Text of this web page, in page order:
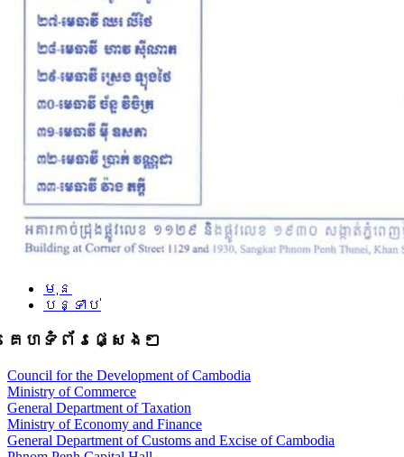
មុន
បន្ទាប់
គេហទំព័រផ្សេងៗ
Council for the Development of Cambodia
Ministry of Commerce
General Department of Taxation
Ministry of Economy and Finance
General Department of Customs and Excise of Cambodia